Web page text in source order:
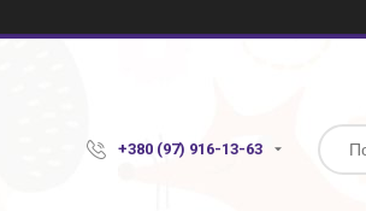
+380 (97) 916-13-63